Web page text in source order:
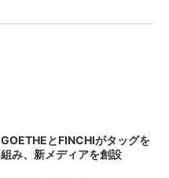
GOETHEとFINCHIがタッグを
組み、新メディアを創設